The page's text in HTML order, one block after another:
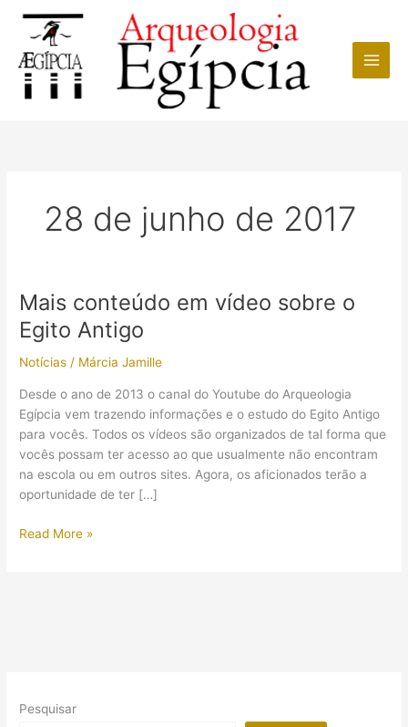
conteúdo
28 de junho de 2017
Mais conteúdo em vídeo sobre o
Egito Antigo
Notícias / Márcia Jamille
Desde o ano de 2013 o canal do Youtube do Arqueologia
Egípcia vem trazendo informações e o estudo do Egito Antigo
para vocês. Todos os vídeos são organizados de tal forma que
vocês possam ter acesso ao que usualmente não encontram
na escola ou em outros sites. Agora, os aficionados terão a
oportunidade de ter […]
Mais
Read More »
Pesquisar